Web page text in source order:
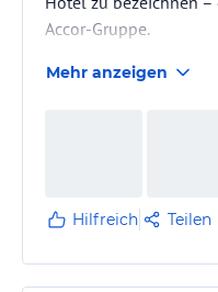
Accor-Gruppe.
Es spielt keine Rolle,
frühen Check-in,
Stock erhalten habe.
Hotel sowie meine
Mehr anzeigen
Hilfreich Teilen